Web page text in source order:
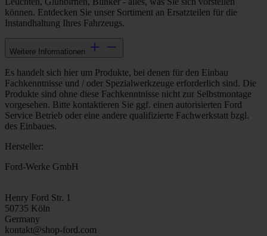
können. Entdecken Sie unser Sortiment an Ersatzteilen für die
Instandhaltung Ihres Fahrzeugs.
Weitere Informationen
Es handelt sich hier um Produkte, bei denen für den Einbau
Fachkenntnisse und / oder Spezialwerkzeuge erforderlich sind. Die
Produkte sind ohne diese Fachkenntnisse nicht zur Selbstmontage
vorgesehen. Bitte kontaktieren Sie ggf. einen autorisierten Ford
Service Betrieb oder eine andere qualifizierte Fachwerkstatt bzgl.
des Einbaues.
Hersteller:
Ford-Werke GmbH
Henry Ford Str. 1
50735 Köln
Germany
kontakt@shop-ford.com